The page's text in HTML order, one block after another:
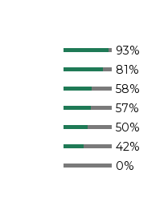
93%
81%
58%
57%
50%
42%
0%